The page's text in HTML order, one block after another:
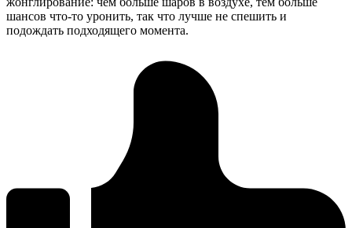
шансов что-то уронить, так что лучше не спешить и
подождать подходящего момента.